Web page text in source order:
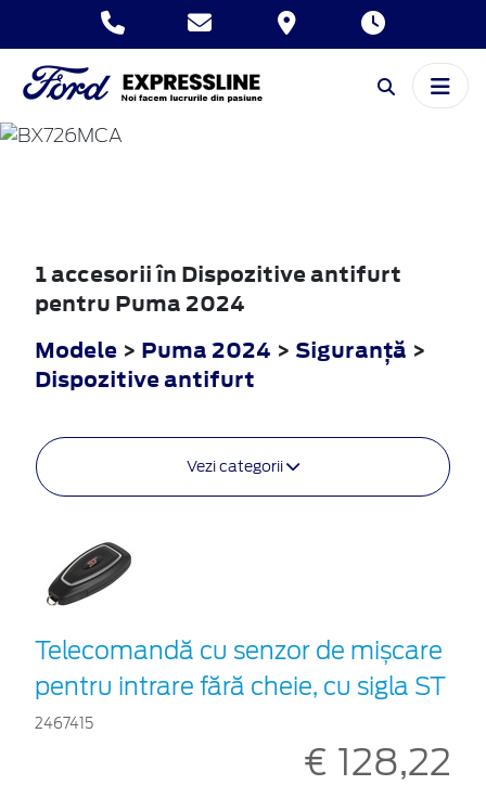
PUMA
1 accesorii în Dispozitive antifurt
pentru Puma 2024
Modele > Puma 2024 > Siguranţă >
Dispozitive antifurt
Vezi categorii
Telecomandă cu senzor de mișcare
pentru intrare fără cheie, cu sigla ST
2467415
€ 128,22